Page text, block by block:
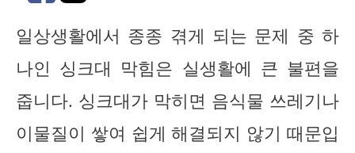
일상생활에서 종종 겪게 되는 문제 중 하
나인 싱크대 막힘은 실생활에 큰 불편을
줍니다. 싱크대가 막히면 음식물 쓰레기나
이물질이 쌓여 쉽게 해결되지 않기 때문입